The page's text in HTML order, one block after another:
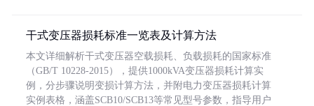
干式变压器损耗标准一览表及计算方法
本文详细解析干式变压器空载损耗、负载损耗的国家标准
（GB/T 10228-2015），提供1000kVA变压器损耗计算实
例，分步骤说明变损计算方法，并附电力变压器损耗计算
实例表格，涵盖SCB10/SCB13等常见型号参数，指导用户